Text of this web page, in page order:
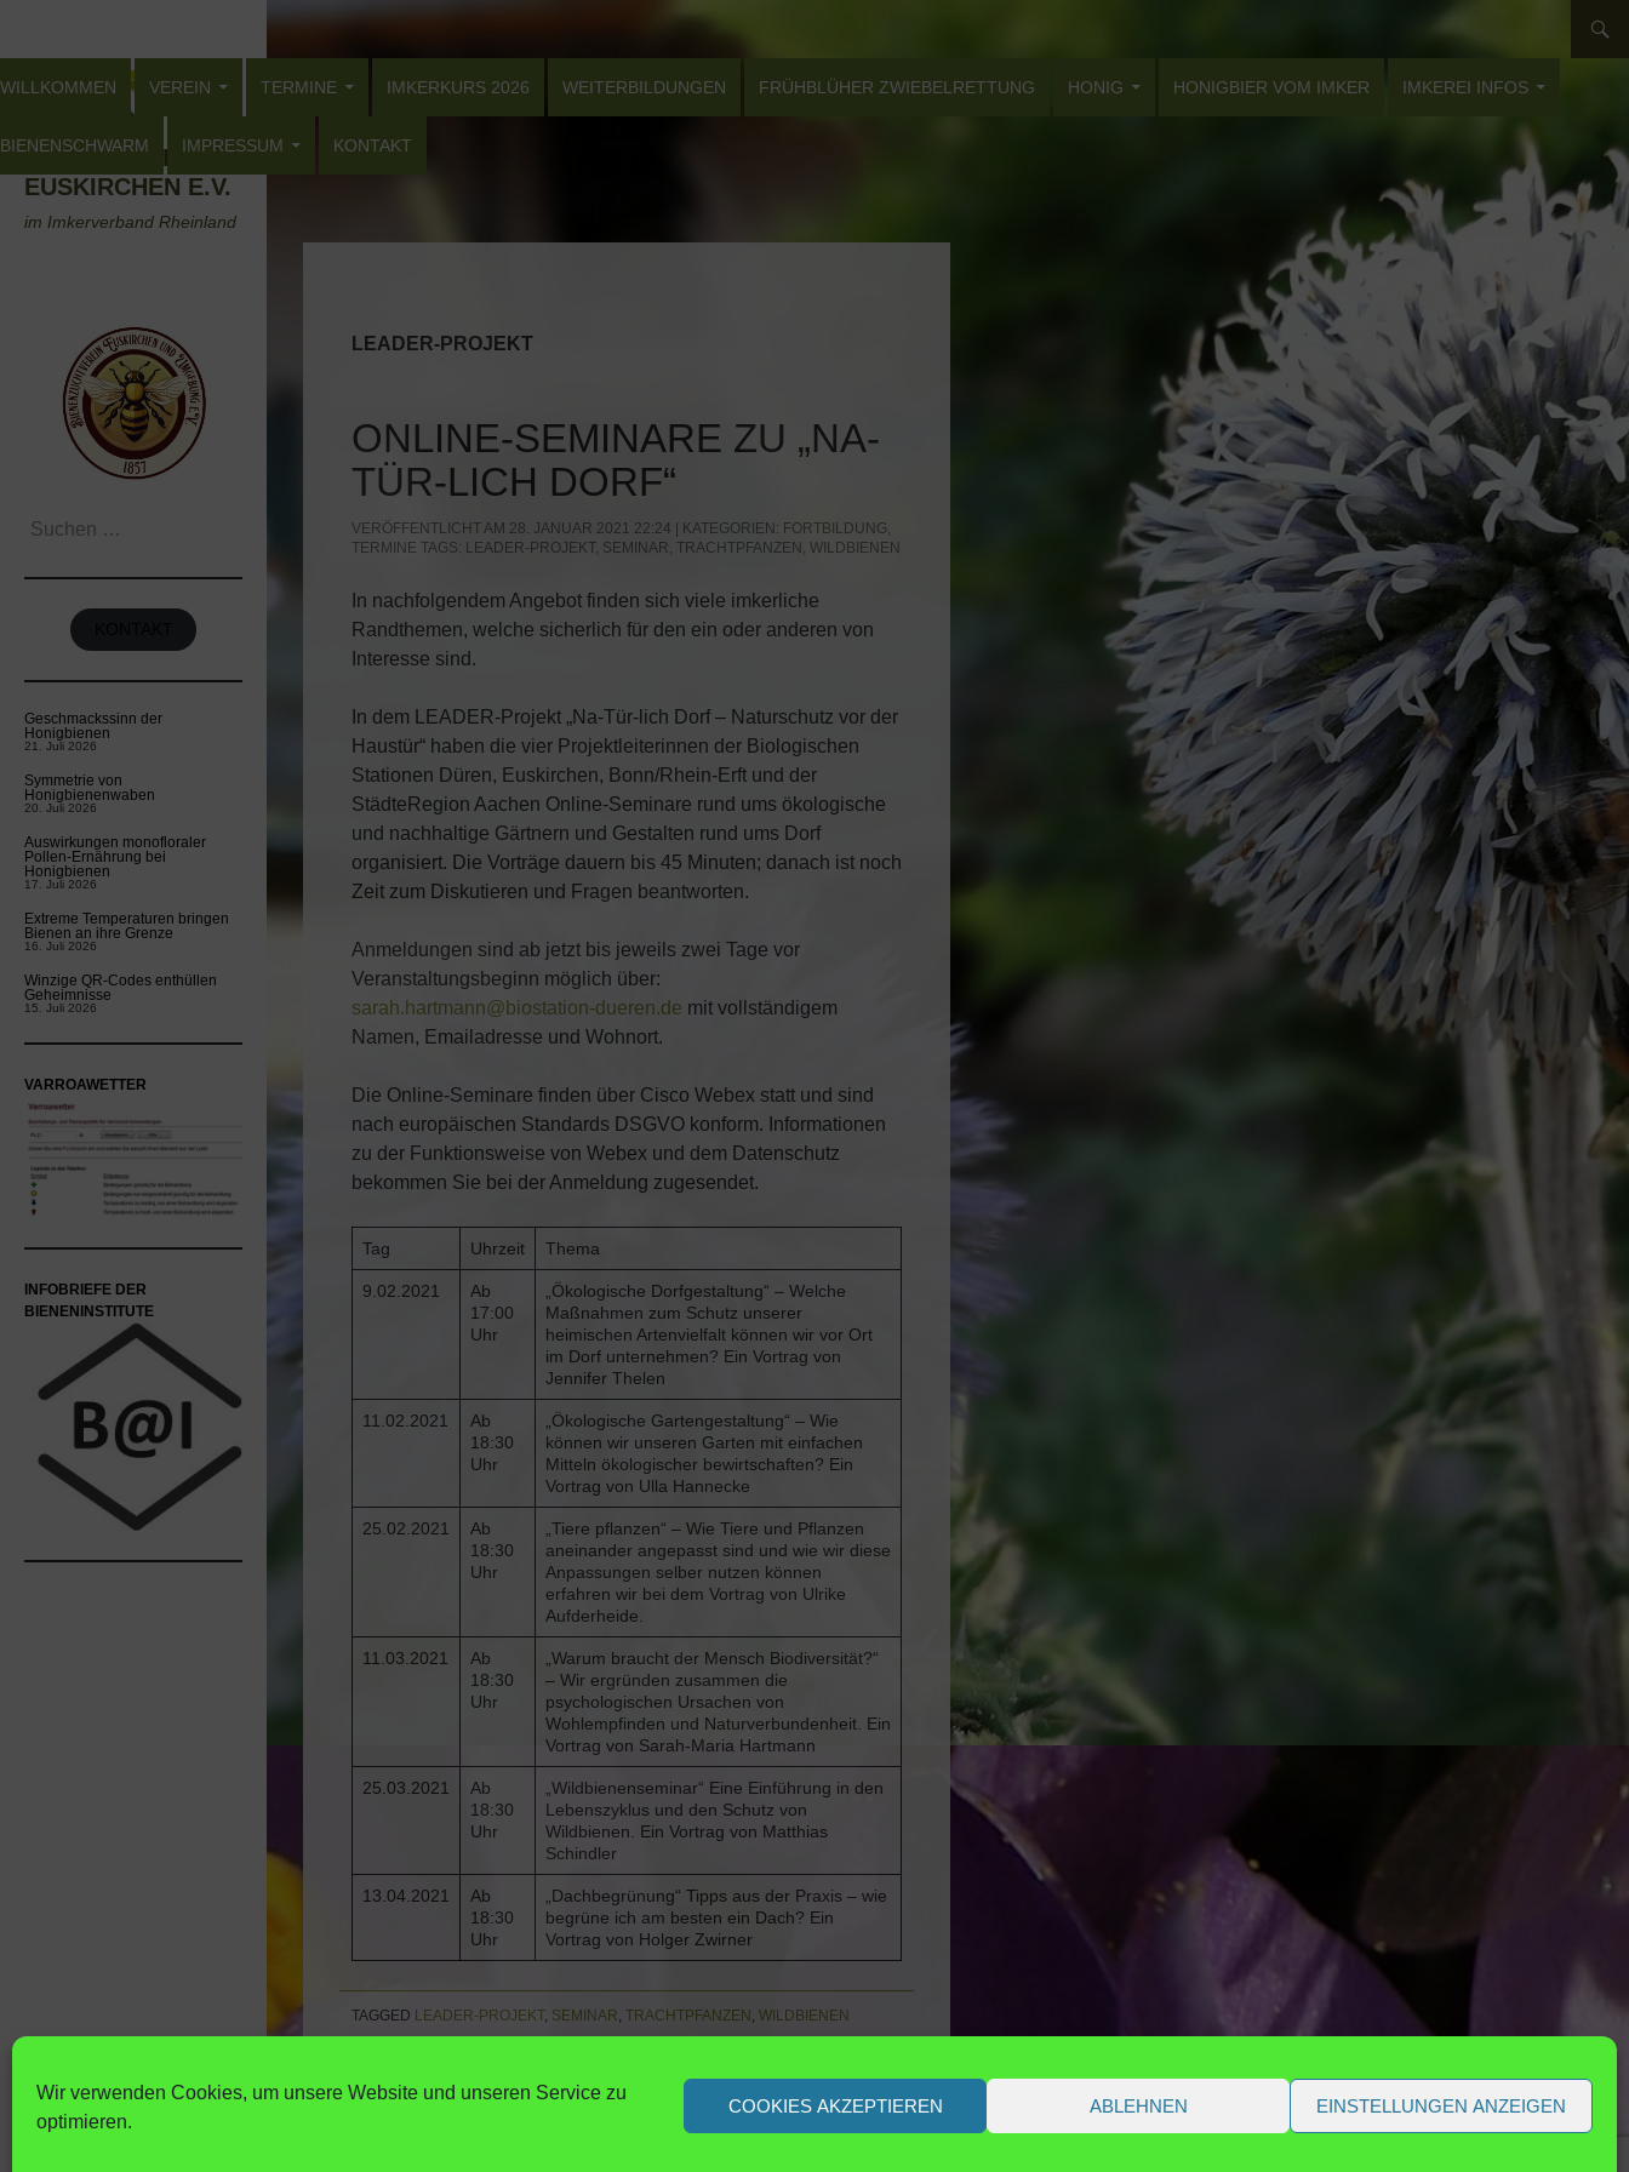
Wir verwenden Cookies, um unsere Website und unseren Service zu
optimieren.
COOKIES AKZEPTIEREN ABLEHNEN EINSTELLUNGEN ANZEIGEN
BIENENZUCHTVEREIN
EUSKIRCHEN E.V.
im Imkerverband Rheinland
ZUM INHALT SPRINGEN
WILLKOMMEN
VEREIN TERMINE IMKERKURS 2026 WEITERBILDUNGEN FRÜHBLÜHER ZWIEBELRETTUNG HONIG HONIGBIER VOM IMKER IMKEREI INFOS
BIENENSCHWARM IMPRESSUM KONTAKT
LEADER-PROJEKT
ONLINE-SEMINARE ZU „NA-
TÜR-LICH DORF“
VERÖFFENTLICHT AM 28. JANUAR 2021 22:24 | KATEGORIEN: FORTBILDUNG,
TERMINE TAGS: LEADER-PROJEKT, SEMINAR, TRACHTPFANZEN , WILDBIENEN
In nachfolgendem Angebot finden sich viele imkerliche
Randthemen, welche sicherlich für den ein oder anderen von
Interesse sind.
In dem LEADER-Projekt „Na-Tür-lich Dorf – Naturschutz vor der
Haustür“ haben die vier Projektleiterinnen der Biologischen
Stationen Düren, Euskirchen, Bonn/Rhein-Erft und der
StädteRegion Aachen Online-Seminare rund ums ökologische
und nachhaltige Gärtnern und Gestalten rund ums Dorf
organisiert. Die Vorträge dauern bis 45 Minuten; danach ist noch
Zeit zum Diskutieren und Fragen beantworten.
Anmeldungen sind ab jetzt bis jeweils zwei Tage vor
Veranstaltungsbeginn möglich über:
sarah.hartmann@biostation-dueren.de mit vollständigem
Namen, Emailadresse und Wohnort.
Die Online-Seminare finden über Cisco Webex statt und sind
nach europäischen Standards DSGVO konform. Informationen
zu der Funktionsweise von Webex und dem Datenschutz
bekommen Sie bei der Anmeldung zugesendet.
Tag Uhrzeit Thema
9.02.2021
Ab
17:00
Uhr
„Ökologische Dorfgestaltung“ – Welche
Maßnahmen zum Schutz unserer
heimischen Artenvielfalt können wir vor Ort
im Dorf unternehmen? Ein Vortrag von
Jennifer Thelen
11.02.2021
Ab
18:30
Uhr
„Ökologische Gartengestaltung“ – Wie
können wir unseren Garten mit einfachen
Mitteln ökologischer bewirtschaften? Ein
Vortrag von Ulla Hannecke
25.02.2021
Ab
18:30
Uhr
„Tiere pflanzen“ – Wie Tiere und Pflanzen
aneinander angepasst sind und wie wir diese
Anpassungen selber nutzen können
erfahren wir bei dem Vortrag von Ulrike
Aufderheide.
11.03.2021
Ab
18:30
Uhr
„Warum braucht der Mensch Biodiversität?“
– Wir ergründen zusammen die
psychologischen Ursachen von
Wohlempfinden und Naturverbundenheit. Ein
Vortrag von Sarah-Maria Hartmann
25.03.2021
Ab
18:30
Uhr
„Wildbienenseminar“ Eine Einführung in den
Lebenszyklus und den Schutz von
Wildbienen. Ein Vortrag von Matthias
Schindler
13.04.2021
Ab
18:30
Uhr
„Dachbegrünung“ Tipps aus der Praxis – wie
begrüne ich am besten ein Dach? Ein
Vortrag von Holger Zwirner
TAGGED LEADER-PROJEKT, SEMINAR, TRACHTPFANZEN , WILDBIENEN
Suchen
nach:
Geschmackssinn der
Honigbienen
21. Juli 2026
Symmetrie von
Honigbienenwaben
20. Juli 2026
Auswirkungen monofloraler
Pollen-Ernährung bei
Honigbienen
17. Juli 2026
Extreme Temperaturen bringen
Bienen an ihre Grenze
16. Juli 2026
Winzige QR-Codes enthüllen
Geheimnisse
15. Juli 2026
VARROAWETTER
INFOBRIEFE DER
BIENENINSTITUTE